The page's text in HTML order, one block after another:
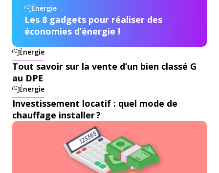
Énergie
Les 8 gadgets pour réaliser des
économies d’énergie !
Énergie
Tout savoir sur la vente d’un bien classé G
au DPE
Énergie
Investissement locatif : quel mode de
chauffage installer ?